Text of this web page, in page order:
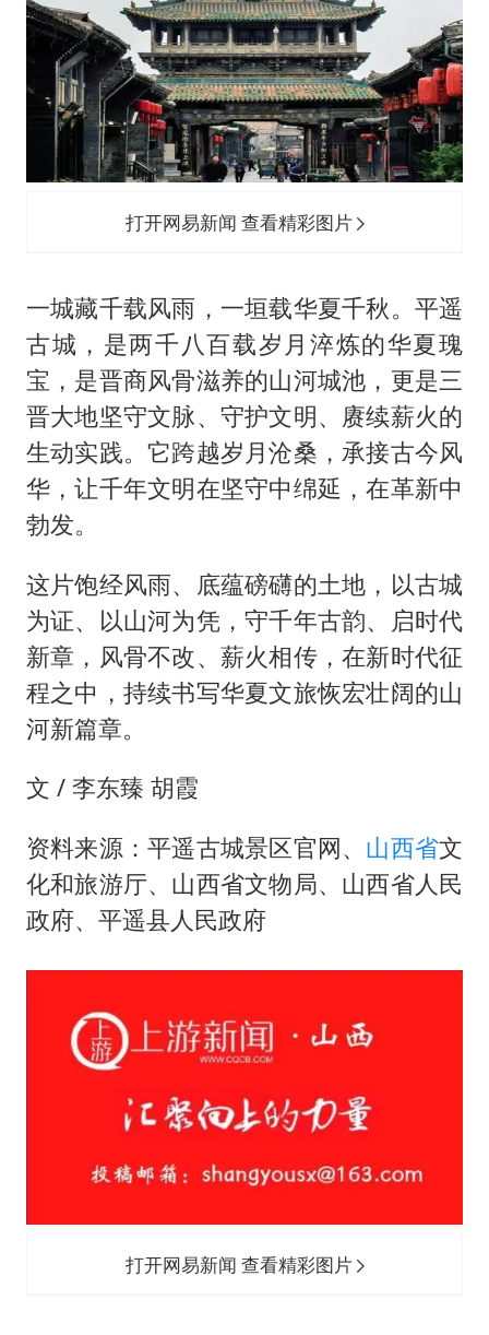
打开网易新闻 查看精彩图片
一城藏千载风雨，一垣载华夏千秋。平遥
古城，是两千八百载岁月淬炼的华夏瑰
宝，是晋商风骨滋养的山河城池，更是三
晋大地坚守文脉、守护文明、赓续薪火的
生动实践。它跨越岁月沧桑，承接古今风
华，让千年文明在坚守中绵延，在革新中
勃发。
这片饱经风雨、底蕴磅礴的土地，以古城
为证、以山河为凭，守千年古韵、启时代
新章，风骨不改、薪火相传，在新时代征
程之中，持续书写华夏文旅恢宏壮阔的山
河新篇章。
文 / 李东臻 胡霞
资料来源：平遥古城景区官网、 山西省文
化和旅游厅、山西省文物局、山西省人民
政府、平遥县人民政府
打开网易新闻 查看精彩图片